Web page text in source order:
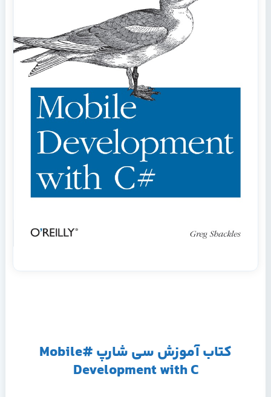
کتاب آموزش سی شارپ #Mobile
Development with C